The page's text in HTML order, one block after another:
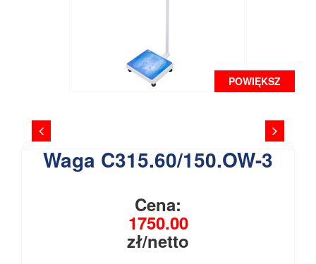
POWIĘKSZ
Waga C315.60/150.OW-3
Cena:
1750.00
zł/netto